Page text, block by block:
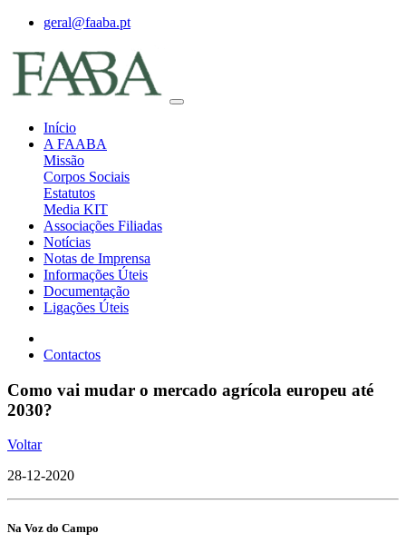
geral@faaba.pt
Início
A FAABA
Missão
Corpos Sociais
Estatutos
Media KIT
Associações Filiadas
Notícias
Notas de Imprensa
Informações Úteis
Documentação
Ligações Úteis
Contactos
Como vai mudar o mercado agrícola europeu até
2030?
Voltar
28-12-2020
Na Voz do Campo